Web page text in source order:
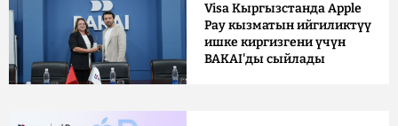
Visa Кыргызстанда Apple
Pay кызматын ийгиликтүү
ишке киргизгени үчүн
BAKAI'ды сыйлады